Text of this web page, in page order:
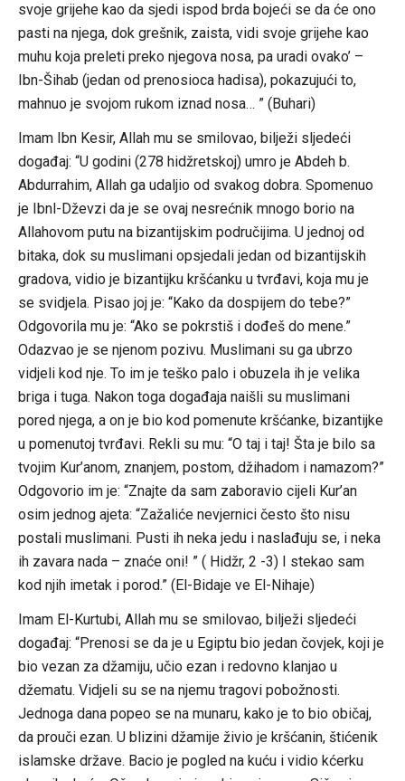
svoje grijehe kao da sjedi ispod brda bojeći se da će ono
pasti na njega, dok grešnik, zaista, vidi svoje grijehe kao
muhu koja preleti preko njegova nosa, pa uradi ovako’ –
Ibn-Šihab (jedan od prenosioca hadisa), pokazujući to,
mahnuo je svojom rukom iznad nosa… ” (Buhari)
Imam Ibn Kesir, Allah mu se smilovao, bilježi sljedeći
događaj: “U godini (278 hidžretskoj) umro je Abdeh b.
Abdurrahim, Allah ga udaljio od svakog dobra. Spomenuo
je Ibnl-Dževzi da je se ovaj nesrećnik mnogo borio na
Allahovom putu na bizantijskim područijima. U jednoj od
bitaka, dok su muslimani opsjedali jedan od bizantijskih
gradova, vidio je bizantijku kršćanku u tvrđavi, koja mu je
se svidjela. Pisao joj je: “Kako da dospijem do tebe?”
Odgovorila mu je: “Ako se pokrstiš i dođeš do mene.”
Odazvao je se njenom pozivu. Muslimani su ga ubrzo
vidjeli kod nje. To im je teško palo i obuzela ih je velika
briga i tuga. Nakon toga događaja naišli su muslimani
pored njega, a on je bio kod pomenute kršćanke, bizantijke
u pomenutoj tvrđavi. Rekli su mu: “O taj i taj! Šta je bilo sa
tvojim Kur’anom, znanjem, postom, džihadom i namazom?”
Odgovorio im je: “Znajte da sam zaboravio cijeli Kur’an
osim jednog ajeta: “Zažaliće nevjernici često što nisu
postali muslimani. Pusti ih neka jedu i naslađuju se, i neka
ih zavara nada – znaće oni! ” ( Hidžr, 2 -3) I stekao sam
kod njih imetak i porod.” (El-Bidaje ve El-Nihaje)
Imam El-Kurtubi, Allah mu se smilovao, bilježi sljedeći
događaj: “Prenosi se da je u Egiptu bio jedan čovjek, koji je
bio vezan za džamiju, učio ezan i redovno klanjao u
džematu. Vidjeli su se na njemu tragovi pobožnosti.
Jednoga dana popeo se na munaru, kako je to bio običaj,
da prouči ezan. U blizini džamije živio je kršćanin, štićenik
islamske države. Bacio je pogled na kuću i vidio kćerku